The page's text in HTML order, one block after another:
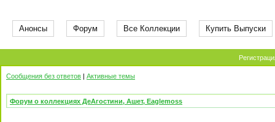
Анонсы Форум Все Коллекции Купить Выпуски
Сообщения без ответов | Активные темы
Форум о коллекциях ДеАгостини, Ашет, Eaglemoss